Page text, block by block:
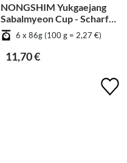
NONGSHIM Yukgaejang
Sabalmyeon Cup - Scharf
[Bündel]
6 x 86g (100 g = 2,27 €)
11,70 €